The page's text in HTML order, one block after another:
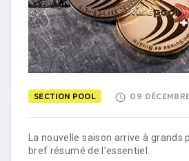
SECTION POOL 09
La nouvelle saison arrive à grands
bref résumé de l’essentiel.